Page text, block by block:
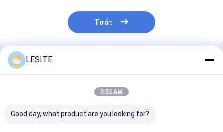
Τσάτ
Συνιστώμενα Προϊόντα
LESITE
3:52 AM
Good day, what product are you looking for?